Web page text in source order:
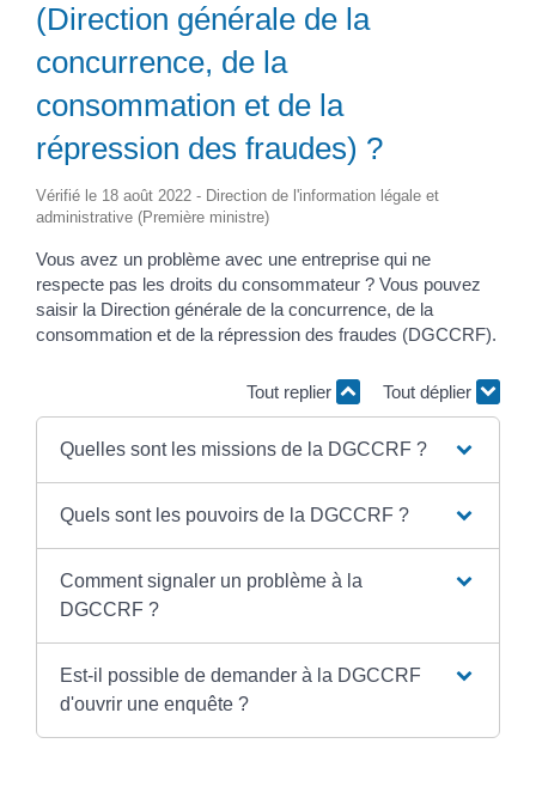
(Direction générale de la
concurrence, de la
consommation et de la
répression des fraudes) ?
Vérifié le 18 août 2022 - Direction de l'information légale et
administrative (Première ministre)
Vous avez un problème avec une entreprise qui ne
respecte pas les droits du consommateur ? Vous pouvez
saisir la Direction générale de la concurrence, de la
consommation et de la répression des fraudes (DGCCRF).
Tout replier Tout déplier
Quelles sont les missions de la DGCCRF ?
Quels sont les pouvoirs de la DGCCRF ?
Comment signaler un problème à la
DGCCRF ?
Est-il possible de demander à la DGCCRF
d'ouvrir une enquête ?